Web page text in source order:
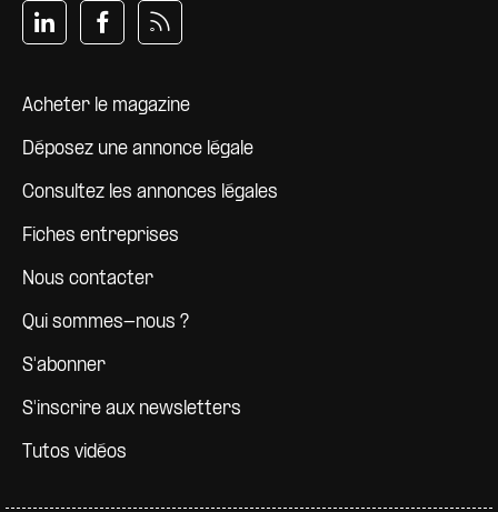
Pied de page
Acheter le magazine
Déposez une annonce légale
Consultez les annonces légales
Fiches entreprises
Nous contacter
Qui sommes-nous ?
S'abonner
S'inscrire aux newsletters
Tutos vidéos